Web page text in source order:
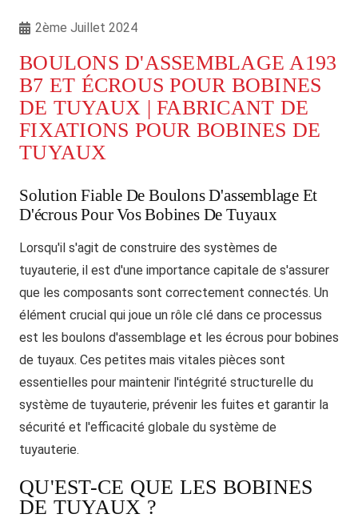
2ème Juillet 2024
BOULONS D'ASSEMBLAGE A193
B7 ET ÉCROUS POUR BOBINES
DE TUYAUX | FABRICANT DE
FIXATIONS POUR BOBINES DE
TUYAUX
Solution Fiable De Boulons D'assemblage Et
D'écrous Pour Vos Bobines De Tuyaux
Lorsqu'il s'agit de construire des systèmes de
tuyauterie, il est d'une importance capitale de s'assurer
que les composants sont correctement connectés. Un
élément crucial qui joue un rôle clé dans ce processus
est les boulons d'assemblage et les écrous pour bobines
de tuyaux. Ces petites mais vitales pièces sont
essentielles pour maintenir l'intégrité structurelle du
système de tuyauterie, prévenir les fuites et garantir la
sécurité et l'efficacité globale du système de
tuyauterie.
QU'EST-CE QUE LES BOBINES
DE TUYAUX ?